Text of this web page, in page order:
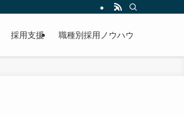
採用支援 職種別採用ノウハウ